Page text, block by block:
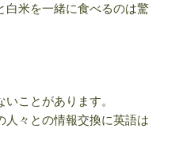
白米を一緒に食べるのは驚
ことがあります。
人々との情報交換に英語は